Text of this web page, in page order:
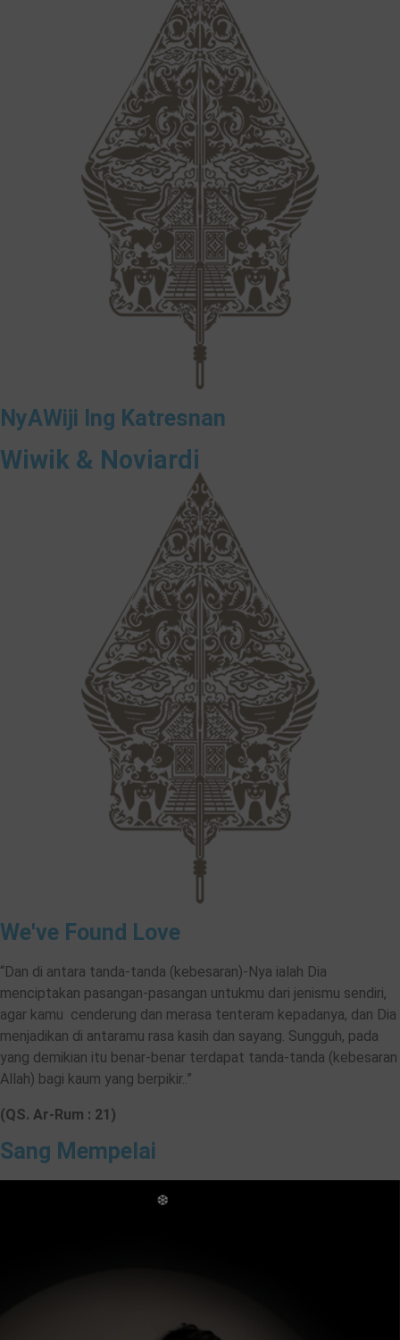
NyAWiji Ing Katresnan
Wiwik & Noviardi
We've Found Love
“Dan di antara tanda-tanda (kebesaran)-Nya ialah Dia
menciptakan pasangan-pasangan untukmu dari jenismu sendiri,
agar kamu cenderung dan merasa tenteram kepadanya, dan Dia
menjadikan di antaramu rasa kasih dan sayang. Sungguh, pada
yang demikian itu benar-benar terdapat tanda-tanda (kebesaran
Allah) bagi kaum yang berpikir..”
(QS. Ar-Rum : 21)
Sang Mempelai
❅